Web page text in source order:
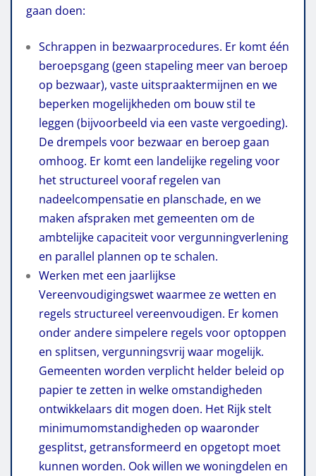
gaan doen:
Schrappen in bezwaarprocedures. Er komt één
beroepsgang (geen stapeling meer van beroep
op bezwaar), vaste uitspraaktermijnen en we
beperken mogelijkheden om bouw stil te
leggen (bijvoorbeeld via een vaste vergoeding).
De drempels voor bezwaar en beroep gaan
omhoog. Er komt een landelijke regeling voor
het structureel vooraf regelen van
nadeelcompensatie en planschade, en we
maken afspraken met gemeenten om de
ambtelijke capaciteit voor vergunningverlening
en parallel plannen op te schalen.
Werken met een jaarlijkse
Vereenvoudigingswet waarmee ze wetten en
regels structureel vereenvoudigen. Er komen
onder andere simpelere regels voor optoppen
en splitsen, vergunningsvrij waar mogelijk.
Gemeenten worden verplicht helder beleid op
papier te zetten in welke omstandigheden
ontwikkelaars dit mogen doen. Het Rijk stelt
minimumomstandigheden op waaronder
gesplitst, getransformeerd en opgetopt moet
kunnen worden. Ook willen we woningdelen en